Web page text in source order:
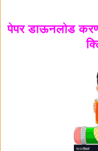
पेपर डाऊनलोड